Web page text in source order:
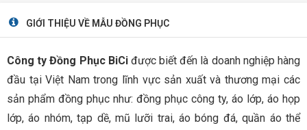
GIỚI THIỆU VỀ MẪU ĐỒNG PHỤC
Công ty Đồng Phục BiCiđược biết đến là doanh nghiệp hàng
đầu tại Việt Nam trong lĩnh vực sản xuất và thương mại các
sản phẩm đồng phục như: đồng phục công ty, áo lớp, áo họp
lớp, áo nhóm, tạp dề, mũ lưỡi trai, áo bóng đá, quần áo thể